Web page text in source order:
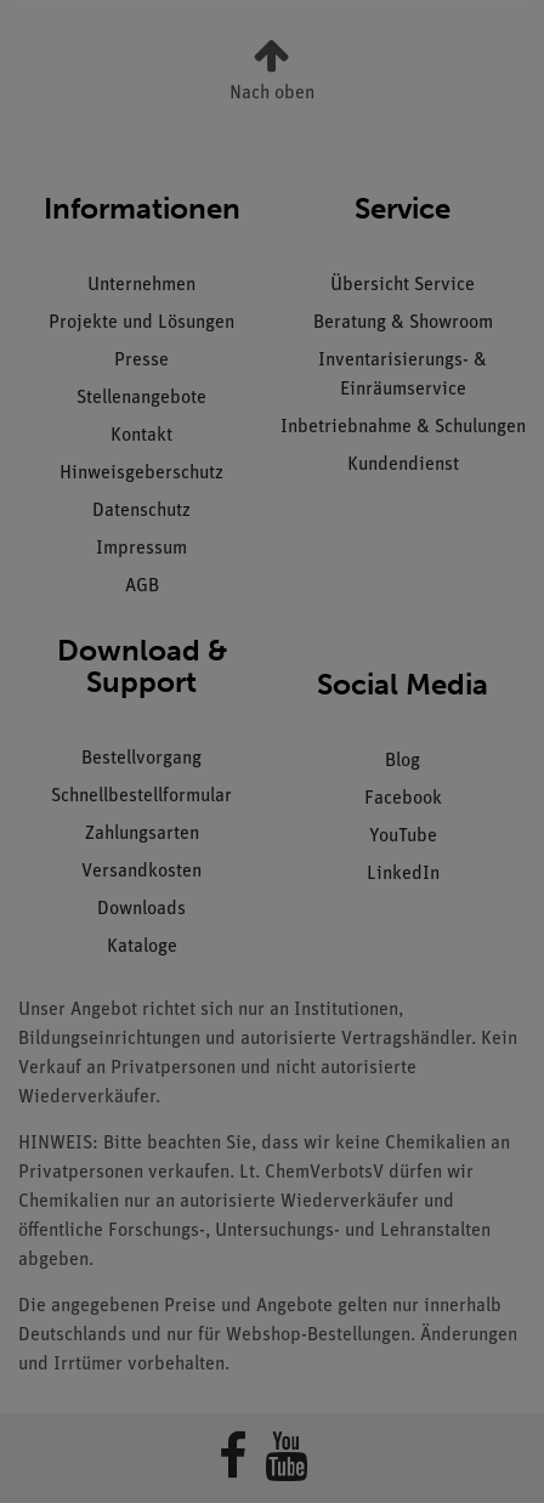
Nach oben
Informationen
Unternehmen
Projekte und Lösungen
Presse
Stellenangebote
Kontakt
Hinweisgeberschutz
Datenschutz
Impressum
AGB
Service
Übersicht Service
Beratung & Showroom
Inventarisierungs- &
Einräumservice
Inbetriebnahme & Schulungen
Kundendienst
Download &
Support
Bestellvorgang
Schnellbestellformular
Zahlungsarten
Versandkosten
Downloads
Kataloge
Social Media
Blog
Facebook
YouTube
LinkedIn
Unser Angebot richtet sich nur an Institutionen,
Bildungseinrichtungen und autorisierte Vertragshändler. Kein
Verkauf an Privatpersonen und nicht autorisierte
Wiederverkäufer.
HINWEIS: Bitte beachten Sie, dass wir keine Chemikalien an
Privatpersonen verkaufen. Lt. ChemVerbotsV dürfen wir
Chemikalien nur an autorisierte Wiederverkäufer und
öffentliche Forschungs-, Untersuchungs- und Lehranstalten
abgeben.
Die angegebenen Preise und Angebote gelten nur innerhalb
Deutschlands und nur für Webshop-Bestellungen. Änderungen
und Irrtümer vorbehalten.